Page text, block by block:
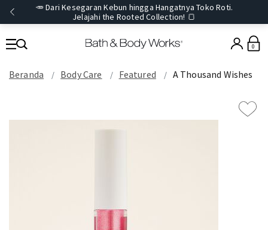
🥕 Dari Kesegaran Kebun hingga Hangatnya Toko Roti.
Jelajahi the Rooted Collection! 🍞
0
Beranda Body Care Featured A Thousand Wishes